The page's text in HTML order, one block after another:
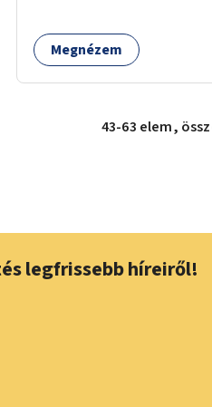
Megnézem
43-63 elem,
legfrissebb híreiről!